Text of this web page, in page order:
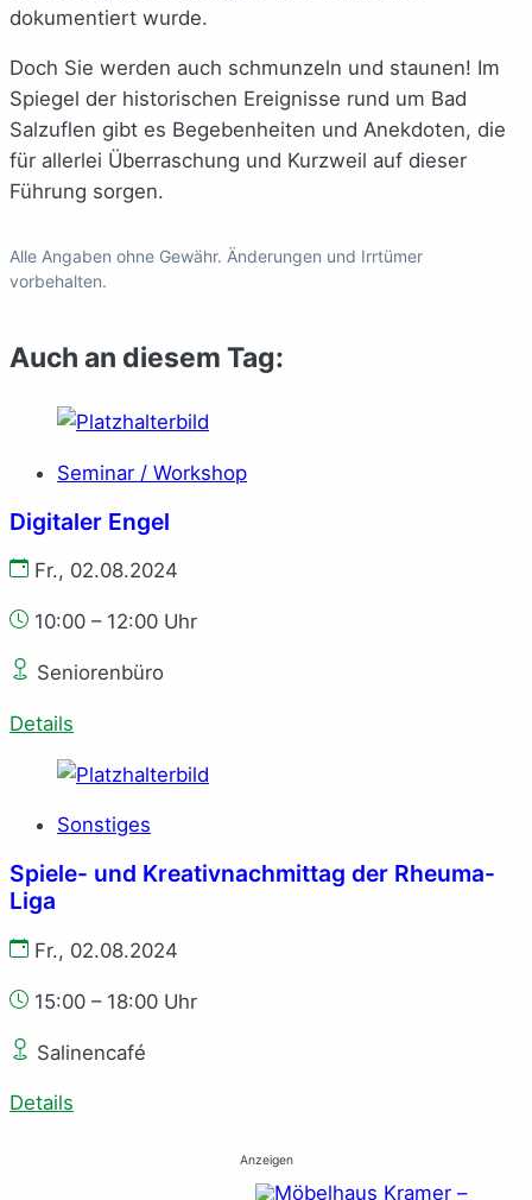
dokumentiert wurde.
Doch Sie werden auch schmunzeln und staunen! Im
Spiegel der historischen Ereignisse rund um Bad
Salzuflen gibt es Begebenheiten und Anekdoten, die
für allerlei Überraschung und Kurzweil auf dieser
Führung sorgen.
Alle Angaben ohne Gewähr. Änderungen und Irrtümer
vorbehalten.
Auch an diesem Tag:
Seminar / Workshop
Digitaler Engel
Fr., 02.08.2024
10:00 – 12:00 Uhr
Seniorenbüro
Details
Sonstiges
Spiele- und Kreativnachmittag der Rheuma-
Liga
Fr., 02.08.2024
15:00 – 18:00 Uhr
Salinencafé
Details
Anzeigen